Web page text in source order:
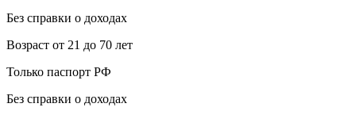
Без справки о доходах
Возраст от 21 до 70 лет
Только паспорт РФ
Без справки о доходах